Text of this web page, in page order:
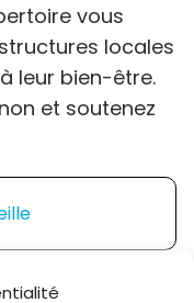
vous
locales
leur bien-être.
et soutenez